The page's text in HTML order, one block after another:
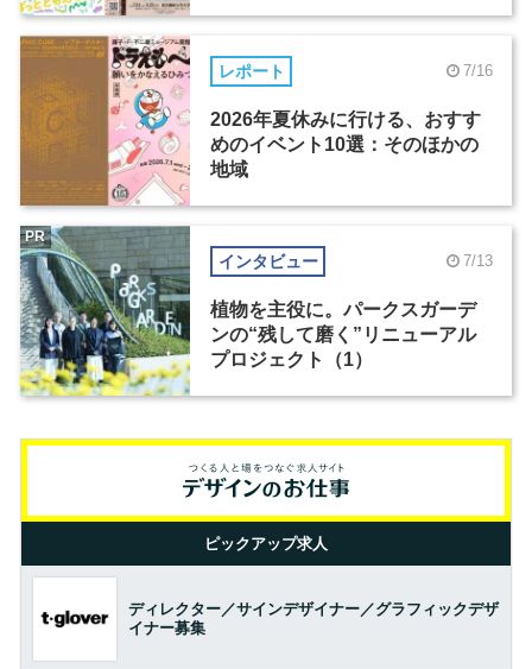
レポート 7/16
2026年夏休みに行ける、おすす
めのイベント10選：そのほかの
地域
インタビュー 7/13
植物を主役に。パークスガーデ
ンの“残して磨く”リニューアル
プロジェクト（1）
PR
ピックアップ求人
ディレクター／サインデザイナー／グラフィックデザ
イナー募集